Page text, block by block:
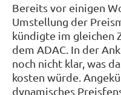
Bereits vor einigen
Umstellung der
kündigte im gleichen
dem ADAC. In der
noch nicht klar, was
kosten würde.
dynamisches